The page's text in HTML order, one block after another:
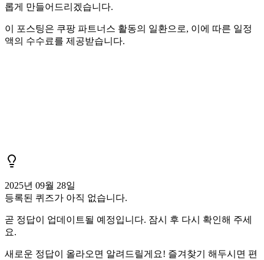
롭게 만들어드리겠습니다.
이 포스팅은 쿠팡 파트너스 활동의 일환으로, 이에 따른 일정
액의 수수료를 제공받습니다.
2025년 09월 28일
등록된 퀴즈가 아직 없습니다.
곧 정답이 업데이트될 예정입니다. 잠시 후 다시 확인해 주세
요.
새로운 정답이 올라오면 알려드릴게요! 즐겨찾기 해두시면 편